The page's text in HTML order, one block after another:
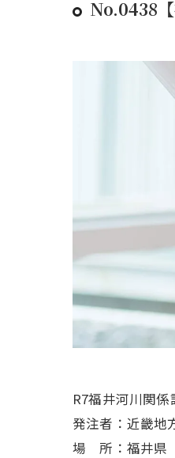
No.0438
R7福井河川関
発注者：近畿地
場 所：福井県